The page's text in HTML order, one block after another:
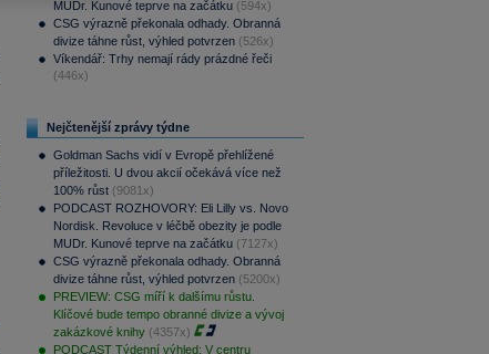
MUDr. Kunové teprve na začátku (594x)
CSG výrazně překonala odhady. Obranná
divize táhne růst, výhled potvrzen (526x)
Víkendář: Trhy nemají rády prázdné řeči
(446x)
Nejčtenější zprávy týdne
Goldman Sachs vidí v Evropě přehlížené
příležitosti. U dvou akcií očekává více než
100% růst (9081x)
PODCAST ROZHOVORY: Eli Lilly vs. Novo
Nordisk. Revoluce v léčbě obezity je podle
MUDr. Kunové teprve na začátku (7127x)
CSG výrazně překonala odhady. Obranná
divize táhne růst, výhled potvrzen (5200x)
PREVIEW: CSG míří k dalšímu růstu.
Klíčové bude tempo obranné divize a vývoj
zakázkové knihy (4357x)
PODCAST Týdenní výhled: V centru